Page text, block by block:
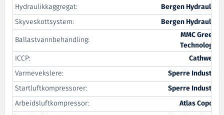
Hydraulikkaggregat:
Bergen Hydraulic
Skyveskottsystem:
Bergen Hydraulic
Ballastvannbehandling:
MMC Green
Technology
ICCP:
Cathwell
Varmevekslere:
Sperre Industri
Startluftkompressorer:
Sperre Industri
Arbeidsluftkompressor:
Atlas Copco